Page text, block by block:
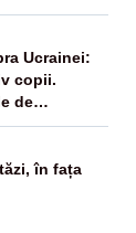
Ucrainei:
copii.
de
în fața